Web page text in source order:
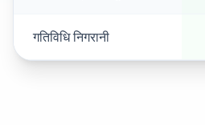
गतिविधि निगरानी